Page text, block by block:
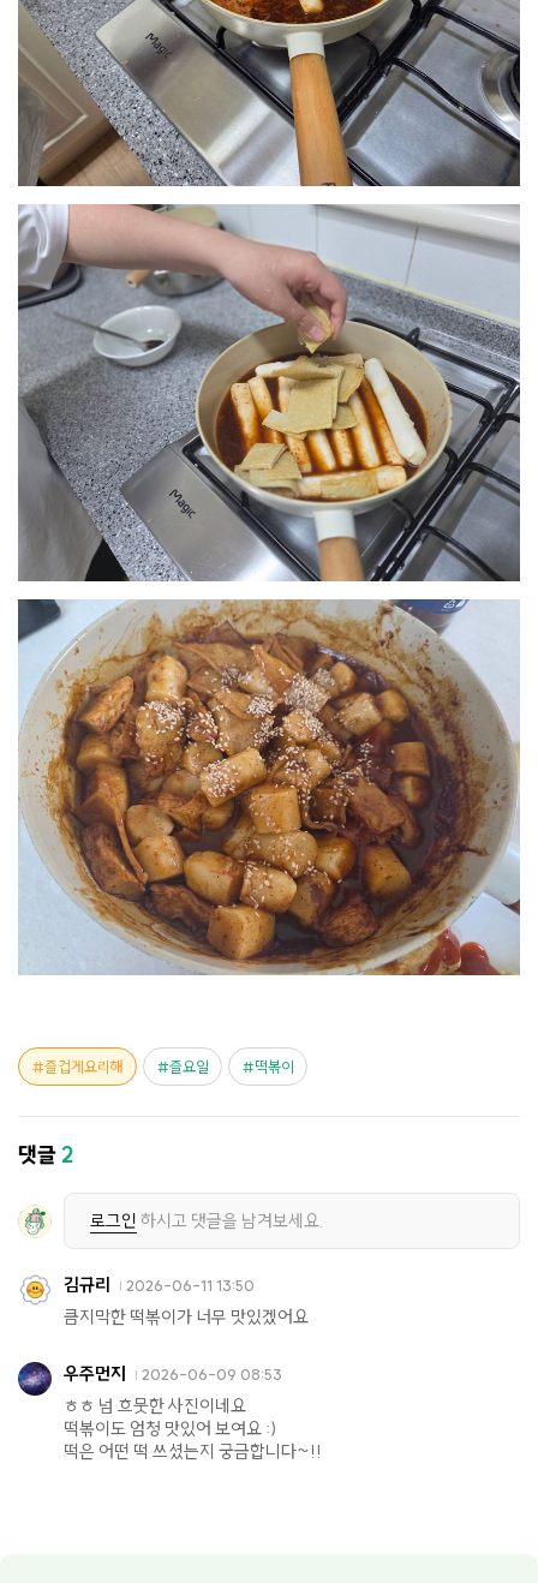
즐겁게요리해 즐요일 떡볶이
댓글2
로그인 하시고 댓글을 남겨보세요.
김규리 2026-06-11 13:50
큼지막한 떡볶이가 너무 맛있겠어요
우주먼지 2026-06-09 08:53
ㅎㅎ 넘 흐뭇한 사진이네요
떡볶이도 엄청 맛있어 보여요 :)
떡은 어떤 떡 쓰셨는지 궁금합니다~!!